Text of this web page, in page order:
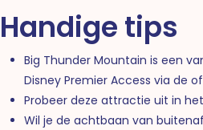
Handige tips
Big Thunder Mountain is een
Disney Premier Access via de
Probeer deze attractie uit in
Wil je de achtbaan van